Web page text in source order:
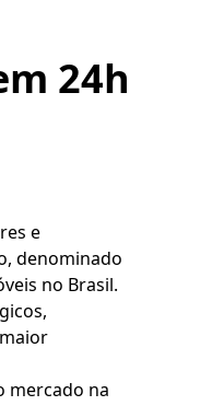
24h
e
denominado
no Brasil.
mercado na